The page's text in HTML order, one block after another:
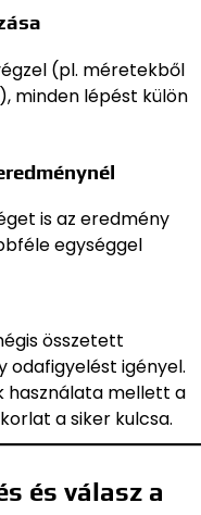
(pl. méretekből
minden lépést külön
is az eredmény
egységgel
összetett
odafigyelést igényel.
használata mellett a
a siker kulcsa.
és válasz a